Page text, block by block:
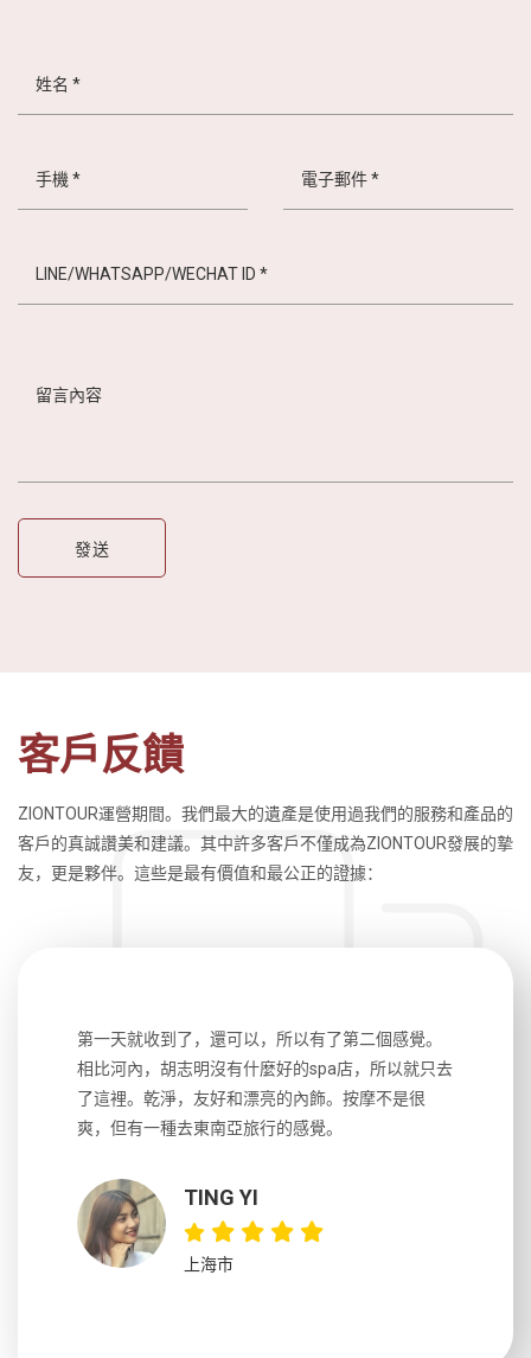
客戶反饋
ZIONTOUR運營期間。我們最大的遺產是使用過我們的服務和產品的
客戶的真誠讚美和建議。其中許多客戶不僅成為ZIONTOUR發展的摯
友，更是夥伴。這些是最有價值和最公正的證據：
以就只去
前一天晚上7點多才接到電話通知接送時間，Mark
導遊英文流利、講解的也很詳細，胡志明到古芝再
到湄公河每段車程都要2個小時左右，不過同一天可
以跑2個景點挺好，最後會有一顆免費椰子，建議先
YISHAN